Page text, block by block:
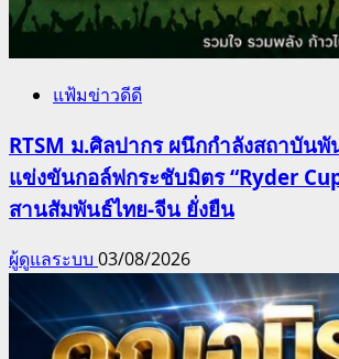
แฟ้มข่าวดีดี
RTSM ม.ศิลปากร ผนึกกำลังสถาบัน
แข่งขันกอล์ฟกระชับมิตร “Ryder
สานสัมพันธ์ไทย-จีน ยั่งยืน
ผู้ดูแลระบบ 03/08/2026